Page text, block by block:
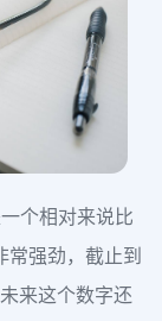
个相对来说比
强劲，截止到
来这个数字还